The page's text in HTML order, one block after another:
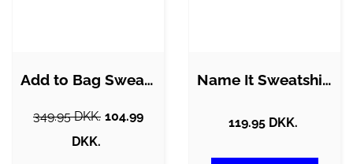
Add to Bag Sweatshirt - Rød
349.95 DKK. 104.99
DKK.
Name It Sweatshirt - Noos - NmmVimo -…
119.95 DKK.